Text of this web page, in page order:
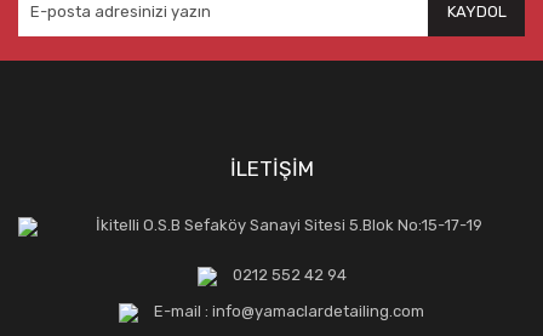
KAYDOL
İLETİŞİM
İkitelli O.S.B Sefaköy Sanayi Sitesi 5.Blok No:15-17-19
0212 552 42 94
E-mail : info@yamaclardetailing.com